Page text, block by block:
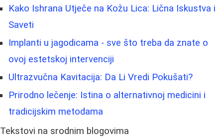
Kako Ishrana Utječe na Kožu Lica: Lična Iskustva i
Saveti
Implanti u jagodicama - sve što treba da znate o
ovoj estetskoj intervenciji
Ultrazvučna Kavitacija: Da Li Vredi Pokušati?
Prirodno lečenje: Istina o alternativnoj medicini i
tradicijskim metodama
Tekstovi na srodnim blogovima